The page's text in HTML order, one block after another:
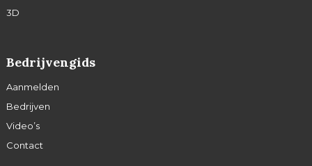
3D
Bedrijvengids
Aanmelden
Bedrijven
Video’s
Contact